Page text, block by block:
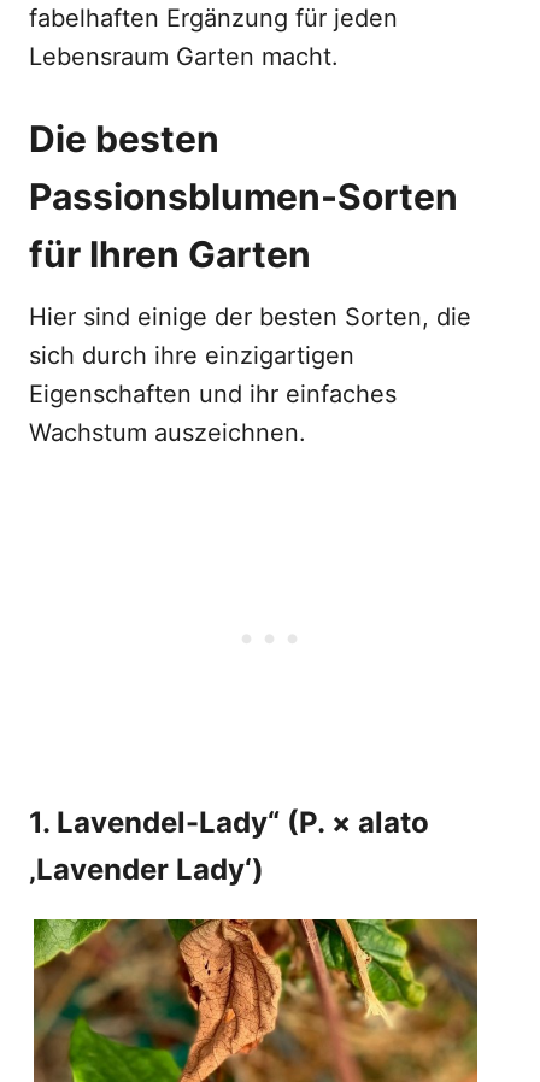
fabelhaften Ergänzung für jeden
Lebensraum Garten macht.
Die besten
Passionsblumen-Sorten
für Ihren Garten
Hier sind einige der besten Sorten, die
sich durch ihre einzigartigen
Eigenschaften und ihr einfaches
Wachstum auszeichnen.
1. Lavendel-Lady“ (P. × alato
‚Lavender Lady‘)